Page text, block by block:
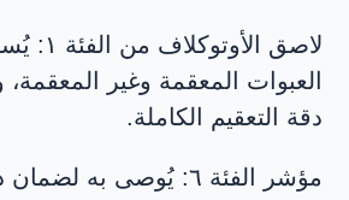
لاصق
العبوات المعقمة وغير
دقة التعقيم الكاملة.
مؤشر الفئة ٦: يُوصى به